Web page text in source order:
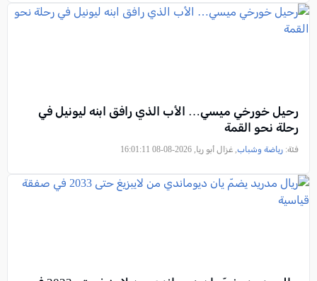
رحيل خورخي ميسي… الأب الذي رافق ابنه ليونيل في
رحلة نحو القمة
فئة: رياضة وشباب, غزال أبو ريا, 2026-08-08 16:01:11